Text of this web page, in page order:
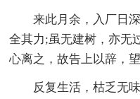
来此月余，入厂日深
全其力;虽无建树，亦无
心离之，故告上以辞，
反复生活，枯乏无味